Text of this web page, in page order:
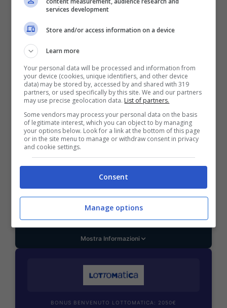
200€
Mostra Informazioni
BONUS BENVENUTO GOLDBET: 2.050€
Fino a 2050€ sport e casino
Scommesse + 50% del primo deposito fino a 50€
2050€
VERIFICA
Mostra Informazioni
BONUS BENVENUTO LOTTOMATICA: 2050€
services development
Store and/or access information on a device
Learn more
Your personal data will be processed and information from
your device (cookies, unique identifiers, and other device
data) may be stored by, accessed by and shared with 319
partners, or used specifically by this site. We and our partners
may use precise geolocation data. List of partners.
Some vendors may process your personal data on the basis
of legitimate interest, which you can object to by managing
your options below. Look for a link at the bottom of this page
or in the site menu to manage or withdraw consent in privacy
and cookie settings.
Consent
Manage options